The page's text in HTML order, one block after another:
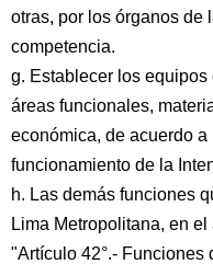
otras, por los órganos de
competencia.
g. Establecer los
áreas funcionales,
económica, de acuerdo
funcionamiento de la
h. Las demás funciones
Lima Metropolitana, en
"Artículo 42°.- Funciones